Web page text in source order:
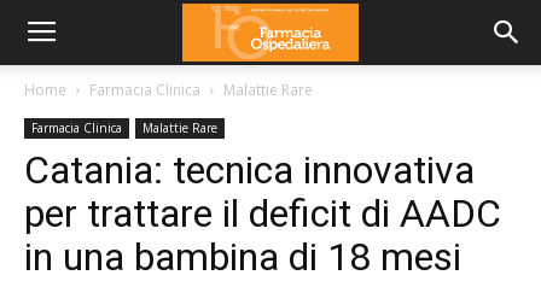
Home Farmacia Clinica Malattie Rare
Farmacia Clinica Malattie Rare
Catania: tecnica innovativa
per trattare il deficit di AADC
in una bambina di 18 mesi